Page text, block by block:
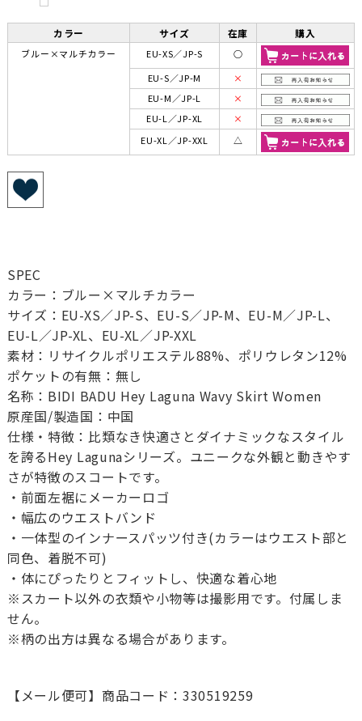
カラー サイズ 在庫 購入
ブルー×マルチカラー EU-XS／JP-S
○
EU-S／JP-M
×
EU-M／JP-L
×
EU-L／JP-XL
×
EU-XL／JP-XXL
△
SPEC
カラー：ブルー×マルチカラー
サイズ：EU-XS／JP-S、EU-S／JP-M、EU-M／JP-L、
EU-L／JP-XL、EU-XL／JP-XXL
素材：リサイクルポリエステル88%、ポリウレタン12%
ポケットの有無：無し
名称：BIDI BADU Hey Laguna Wavy Skirt Women
原産国/製造国：中国
仕様・特徴：比類なき快適さとダイナミックなスタイル
を誇るHey Lagunaシリーズ。ユニークな外観と動きやす
さが特徴のスコートです。
・前面左裾にメーカーロゴ
・幅広のウエストバンド
・一体型のインナースパッツ付き(カラーはウエスト部と
同色、着脱不可)
・体にぴったりとフィットし、快適な着心地
※スカート以外の衣類や小物等は撮影用です。付属しま
せん。
※柄の出方は異なる場合があります。
【メール便可】商品コード：330519259